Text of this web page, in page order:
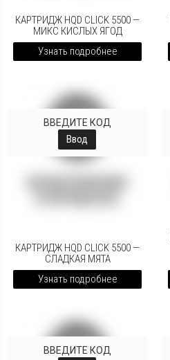
КАРТРИДЖ HQD CLICK 5500 —
МИКС КИСЛЫХ ЯГОД
Узнать подробнее
ВВЕДИТЕ КОД
Ввод
КАРТРИДЖ HQD CLICK 5500 —
СЛАДКАЯ МЯТА
Узнать подробнее
ВВЕДИТЕ КОД